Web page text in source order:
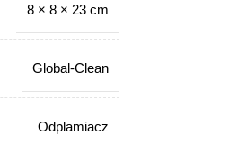
8 × 8 × 23 cm
Global-Clean
Odplamiacz